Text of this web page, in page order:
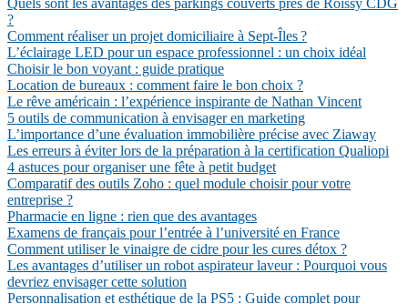
Quels sont les avantages des parkings couverts près de Roissy CDG
?
Comment réaliser un projet domiciliaire à Sept-Îles ?
L’éclairage LED pour un espace professionnel : un choix idéal
Choisir le bon voyant : guide pratique
Location de bureaux : comment faire le bon choix ?
Le rêve américain : l’expérience inspirante de Nathan Vincent
5 outils de communication à envisager en marketing
L’importance d’une évaluation immobilière précise avec Ziaway
Les erreurs à éviter lors de la préparation à la certification Qualiopi
4 astuces pour organiser une fête à petit budget
Comparatif des outils Zoho : quel module choisir pour votre
entreprise ?
Pharmacie en ligne : rien que des avantages
Examens de français pour l’entrée à l’université en France
Comment utiliser le vinaigre de cidre pour les cures détox ?
Les avantages d’utiliser un robot aspirateur laveur : Pourquoi vous
devriez envisager cette solution
Personnalisation et esthétique de la PS5 : Guide complet pour